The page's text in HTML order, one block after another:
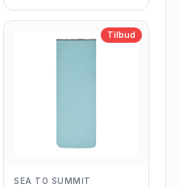
Tilbud
SEA TO SUMMIT